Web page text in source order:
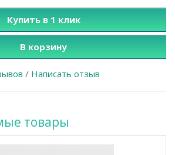
Купить в 1 клик
В корзину
/ Написать отзыв
товары